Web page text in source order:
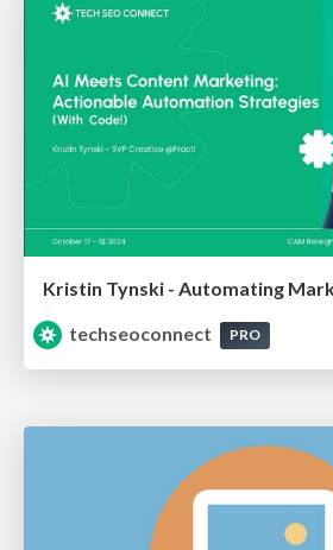
techseoconnect
PRO